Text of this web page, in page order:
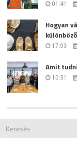
01:41
Hogyan
17:03
Amit
10:31